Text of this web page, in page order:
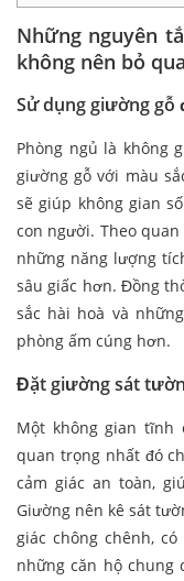
Những nguyên
không nên bỏ qua
Sử dụng giường gỗ
Phòng ngủ là không
giường gỗ với màu
sẽ giúp không gian
con người. Theo
những năng lượng
sâu giấc hơn. Đồng
sắc hài hoà và
phòng ấm cúng hơn.
Đặt giường sát
Một không gian tĩnh
quan trọng nhất đó
cảm giác an toàn,
Giường nên kê sát
giác chông chênh,
những căn hộ chung